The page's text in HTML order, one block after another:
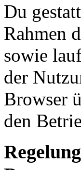
Du
Rahmen
sowie
der
Browser
den